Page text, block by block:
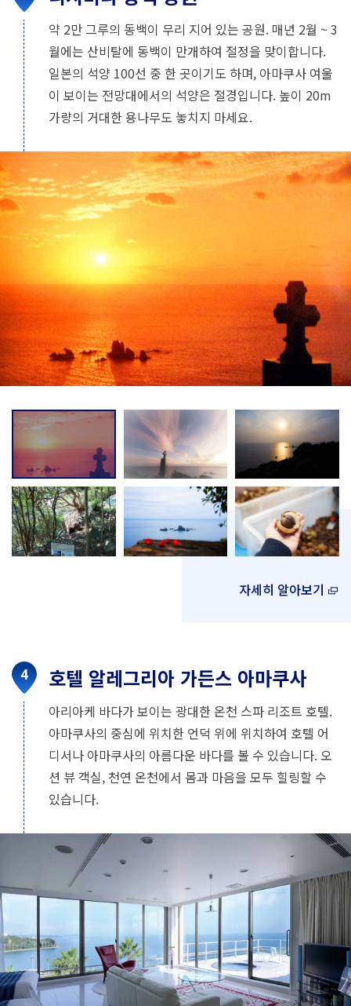
약 2만 그루의 동백이 무리 지어 있는 공원. 매년 2월 ~ 3
월에는 산비탈에 동백이 만개하여 절정을 맞이합니다.
일본의 석양 100선 중 한 곳이기도 하며, 아마쿠사 여울
이 보이는 전망대에서의 석양은 절경입니다. 높이 20m
가량의 거대한 용나무도 놓치지 마세요.
자세히 알아보기
호텔 알레그리아 가든스 아마쿠사
아리아케 바다가 보이는 광대한 온천 스파 리조트 호텔.
아마쿠사의 중심에 위치한 언덕 위에 위치하여 호텔 어
디서나 아마쿠사의 아름다운 바다를 볼 수 있습니다. 오
션 뷰 객실, 천연 온천에서 몸과 마음을 모두 힐링할 수
있습니다.